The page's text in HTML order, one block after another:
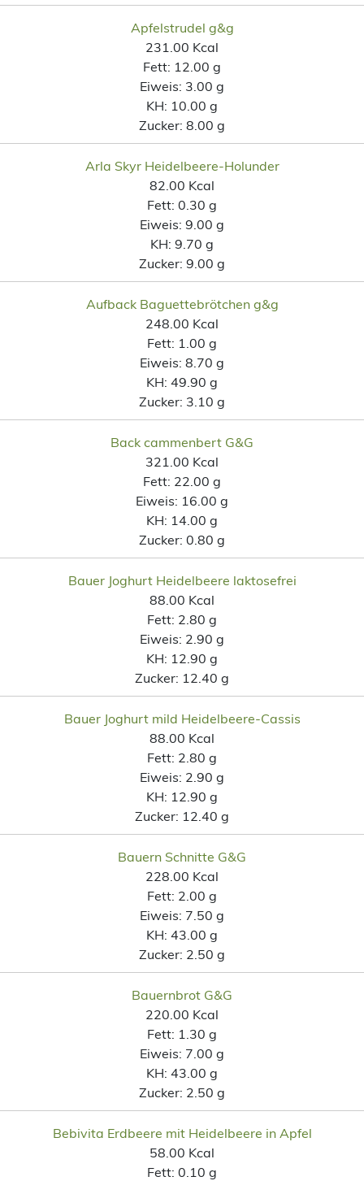
Apfelstrudel g&g
231.00 Kcal
Fett: 12.00 g
Eiweis: 3.00 g
KH: 10.00 g
Zucker: 8.00 g
Arla Skyr Heidelbeere-Holunder
82.00 Kcal
Fett: 0.30 g
Eiweis: 9.00 g
KH: 9.70 g
Zucker: 9.00 g
Aufback Baguettebrötchen g&g
248.00 Kcal
Fett: 1.00 g
Eiweis: 8.70 g
KH: 49.90 g
Zucker: 3.10 g
Back cammenbert G&G
321.00 Kcal
Fett: 22.00 g
Eiweis: 16.00 g
KH: 14.00 g
Zucker: 0.80 g
Bauer Joghurt Heidelbeere laktosefrei
88.00 Kcal
Fett: 2.80 g
Eiweis: 2.90 g
KH: 12.90 g
Zucker: 12.40 g
Bauer Joghurt mild Heidelbeere-Cassis
88.00 Kcal
Fett: 2.80 g
Eiweis: 2.90 g
KH: 12.90 g
Zucker: 12.40 g
Bauern Schnitte G&G
228.00 Kcal
Fett: 2.00 g
Eiweis: 7.50 g
KH: 43.00 g
Zucker: 2.50 g
Bauernbrot G&G
220.00 Kcal
Fett: 1.30 g
Eiweis: 7.00 g
KH: 43.00 g
Zucker: 2.50 g
Bebivita Erdbeere mit Heidelbeere in Apfel
58.00 Kcal
Fett: 0.10 g